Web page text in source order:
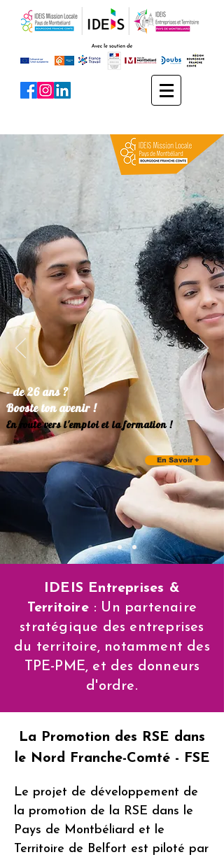
- de 26 ans ?
Booste ton avenir !
En route vers l'emploi et la formation !
En Savoir +
IDEIS Entreprises &
Territoire : Un partenaire
stratégique des entreprises
du territoire, notamment des
TPE-PME, et des donneurs
d'ordre.
La Promotion des RSE dans
le Nord Franche-Comté - FSE
Le projet de développement de
la promotion de la RSE dans le
Pays de Montbéliard et le
Territoire de Belfort est piloté par